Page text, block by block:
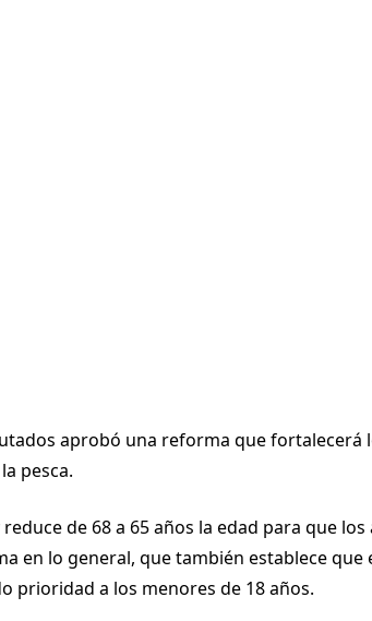
aprobó una reforma que
pesca.
de 68 a 65 años la edad para que
en lo general, que también establece
prioridad a los menores de 18 años.